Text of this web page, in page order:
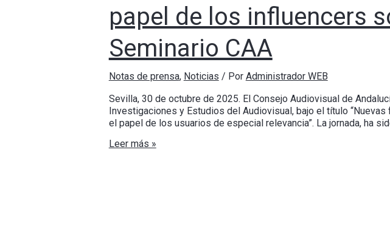
papel de los influencers
Seminario CAA
Notas de prensa, Noticias / Por Administrador WEB
Sevilla, 30 de octubre de 2025. El Consejo Audiovisual de
Investigaciones y Estudios del Audiovisual, bajo el título
el papel de los usuarios de especial relevancia”. La jornada, ha
Leer más »